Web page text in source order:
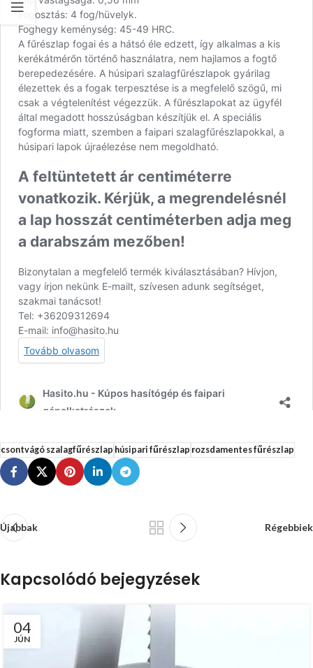
csontvágó szalagfűrészlap húsipari fűrészlap rozsdamentes fűrészlap
Újabbak Régebbiek
Kapcsolódó bejegyzések
04
JÚN